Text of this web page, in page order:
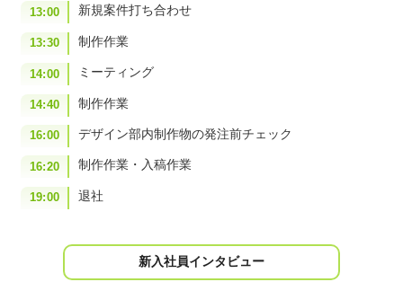
13:00 新規案件打ち合わせ
13:30 制作作業
14:00 ミーティング
14:40 制作作業
16:00 デザイン部内制作物の発注前チェック
16:20 制作作業・入稿作業
19:00 退社
新入社員インタビュー